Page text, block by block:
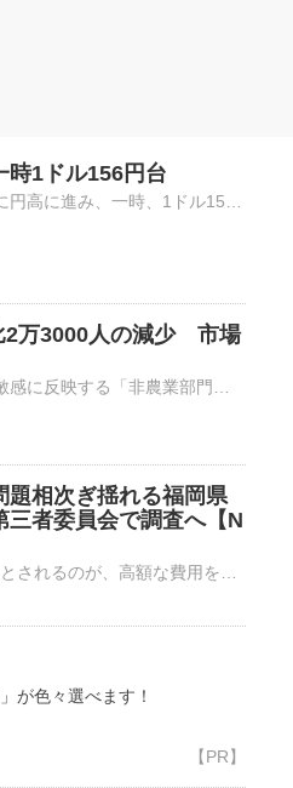
時1ドル156円台
2万3000人の減少 市場
相次ぎ揺れる福岡県
者委員会で調査へ【N
が色々選べます！